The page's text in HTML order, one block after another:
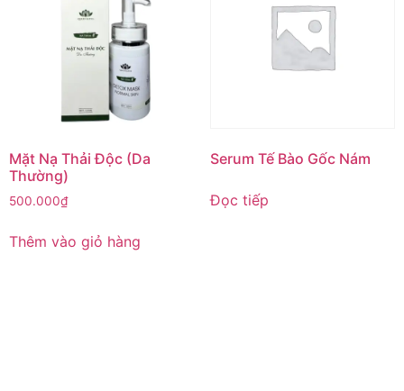
Mặt Nạ Thải Độc (Da
Thường)
500.000₫
Thêm vào giỏ hàng
Serum Tế Bào Gốc Nám
Đọc tiếp